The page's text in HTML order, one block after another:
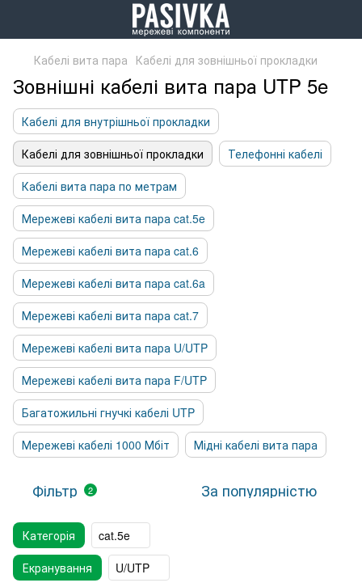
Кабелі вита пара Кабелі для зовнішньої прокладки
Зовнішні кабелі вита пара UTP 5e
Кабелі для внутрішньої прокладки
Кабелі для зовнішньої прокладки
Телефонні кабелі
Кабелі вита пара по метрам
Мережеві кабелі вита пара cat.5e
Мережеві кабелі вита пара cat.6
Мережеві кабелі вита пара cat.6a
Мережеві кабелі вита пара cat.7
Мережеві кабелі вита пара U/UTP
Мережеві кабелі вита пара F/UTP
Багатожильні гнучкі кабелі UTP
Мережеві кабелі 1000 Мбіт
Мідні кабелі вита пара
Фільтр 2 За популярністю
Категорія
cat.5e
Екранування
U/UTP